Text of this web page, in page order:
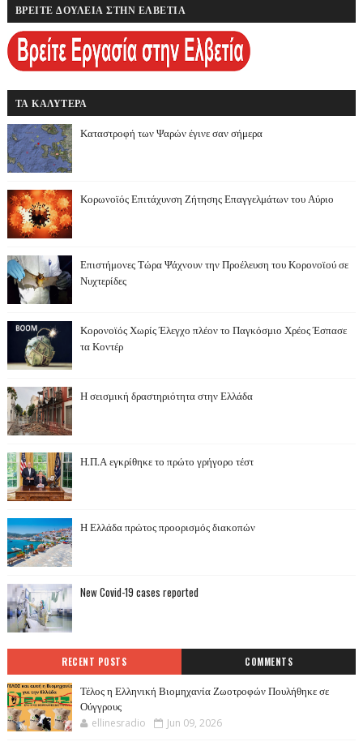
ΒΡΕΙΤΕ ΔΟΥΛΕΙΑ ΣΤΗΝ ΕΛΒΕΤΙΑ
ΤΑ ΚΑΛΥΤΕΡΑ
Καταστροφή των Ψαρών έγινε σαν σήμερα
Κορωνοϊός Επιτάχυνση Ζήτησης Επαγγελμάτων του Αύριο
Επιστήμονες Τώρα Ψάχνουν την Προέλευση του Κορονοϊού σε
Νυχτερίδες
Κορονοϊός Χωρίς Έλεγχο πλέον το Παγκόσμιο Χρέος Έσπασε
τα Κοντέρ
Η σεισμική δραστηριότητα στην Ελλάδα
Η.Π.Α εγκρίθηκε το πρώτο γρήγορο τέστ
Η Ελλάδα πρώτος προορισμός διακοπών
New Covid-19 cases reported
RECENT POSTS COMMENTS
Τέλος η Ελληνική Βιομηχανία Ζωοτροφών Πουλήθηκε σε
Ούγγρους
ellinesradio Jun 09, 2026